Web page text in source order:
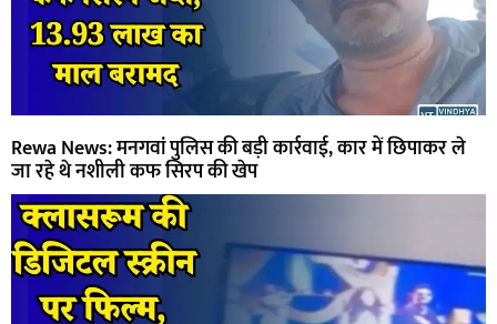
Rewa News: मनगवां पुलिस की बड़ी कार्रवाई, कार में छिपाकर ले
जा रहे थे नशीली कफ सिरप की खेप